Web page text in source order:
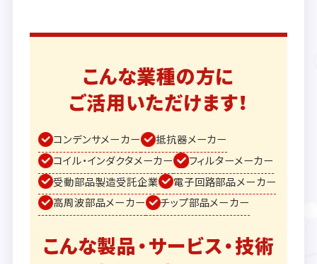
こんな業種の方に
ご活用いただけます！
コンデンサメーカー
抵抗器メーカー
コイル・インダクタメーカー
フィルターメーカー
受動部品製造受託企業
電子回路部品メーカー
高周波部品メーカー
チップ部品メーカー
こんな製品・サービス・技術